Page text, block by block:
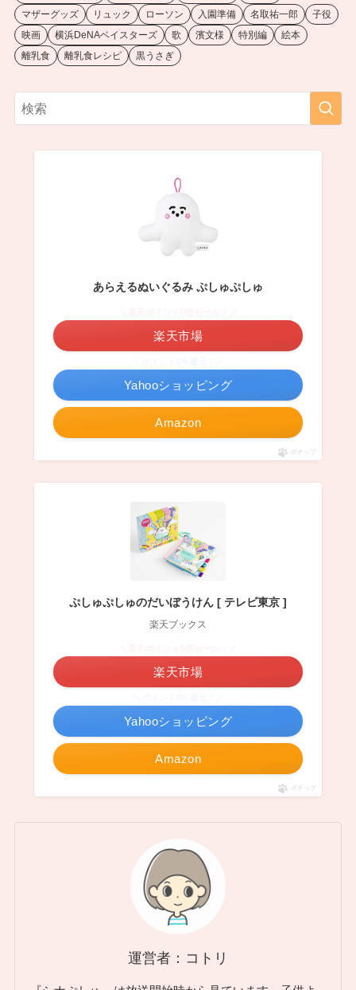
マザーグッズ
リュック ローソン 入園準備 名取祐一郎
子役
映画
横浜DeNAベイスターズ 歌 濱文様 特別編
絵本
離乳食
離乳食レシピ 黒うさぎ
あらえるぬいぐるみ ぷしゅぷしゅ
Amazon
楽天市場
Yahooショッピング
ポチップ
ぷしゅぷしゅのだいぼうけん [ テレビ東京 ]
楽天ブックス
Amazon
楽天市場
Yahooショッピング
ポチップ
運営者：コトリ